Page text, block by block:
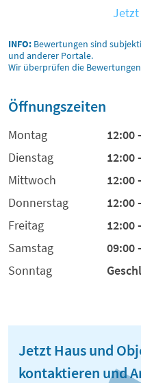
INFO: Bewertungen sind
und anderer Portale.
Wir überprüfen die
Öffnungszeiten
Montag
12:00
Dienstag
12:00
Mittwoch
12:00
Donnerstag
12:00
Freitag
12:00
Samstag
09:00
Sonntag
Jetzt Haus und
kontaktieren und